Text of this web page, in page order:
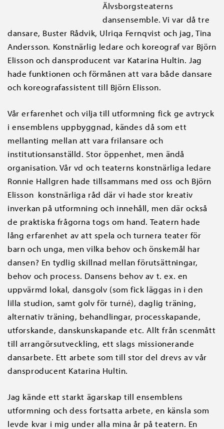
Älvsborgsteaterns
dansensemble. Vi var då tre
dansare, Buster Rådvik, Ulriqa Fernqvist och jag, Tina
Andersson. Konstnärlig ledare och koreograf var Björn
Elisson och dansproducent var Katarina Hultin. Jag
hade funktionen och förmånen att vara både dansare
och koreografassistent till Björn Elisson.
Vår erfarenhet och vilja till utformning fick ge avtryck
i ensemblens uppbyggnad, kändes då som ett
mellanting mellan att vara frilansare och
institutionsanställd. Stor öppenhet, men ändå
organisation. Vår vd och teaterns konstnärliga ledare
Ronnie Hallgren hade tillsammans med oss och Björn
Elisson konstnärliga råd där vi hade stor kreativ
inverkan på utformning och innehåll, men där också
de praktiska frågorna togs om hand. Teatern hade
lång erfarenhet av att spela och turnera teater för
barn och unga, men vilka behov och önskemål har
dansen? En tydlig skillnad mellan förutsättningar,
behov och process. Dansens behov av t. ex. en
uppvärmd lokal, dansgolv (som fick läggas in i den
lilla studion, samt golv för turné), daglig träning,
alternativ träning, behandlingar, processkapande,
utforskande, danskunskapande etc. Allt från scenmått
till arrangörsutveckling, ett slags missionerande
dansarbete. Ett arbete som till stor del drevs av vår
dansproducent Katarina Hultin.
Jag kände ett starkt ägarskap till ensemblens
utformning och dess fortsatta arbete, en känsla som
levde kvar i mig under alla mina år på teatern. En